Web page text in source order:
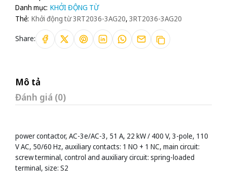
Danh mục: KHỞI ĐỘNG TỪ
Thẻ: Khởi động từ 3RT2036-3AG20, 3RT2036-3AG20
Share:
Mô tả
Đánh giá (0)
power contactor, AC-3e/AC-3, 51 A, 22 kW / 400 V, 3-pole, 110
V AC, 50/60 Hz, auxiliary contacts: 1 NO + 1 NC, main circuit:
screw terminal, control and auxiliary circuit: spring-loaded
terminal, size: S2